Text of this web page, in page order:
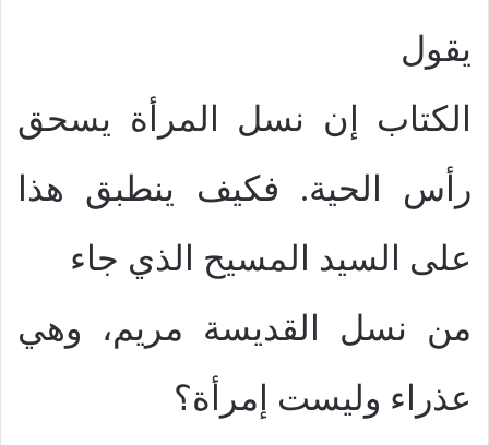
يقول
الكتاب إن نسل المرأة يسحق
رأس الحية. فكيف ينطبق هذا
على السيد المسيح الذي جاء
من نسل القديسة مريم، وهي
عذراء وليست إمرأة؟